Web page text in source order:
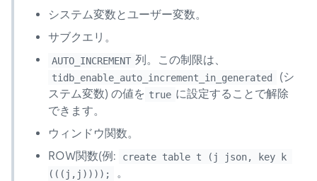
システム変数とユーザー変数。
サブクエリ。
AUTO_INCREMENT 列。この制限は、
tidb_enable_auto_increment_in_generated
(シ
ステム変数) の値を true に設定することで解除
できます。
ウィンドウ関数。
ROW関数(例:
create table t (j json, key k
(((j,j))));
。